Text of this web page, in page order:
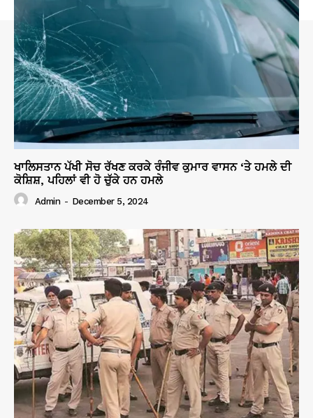
ਖਾਲਿਸਤਾਨ ਪੱਖੀ ਸੋਚ ਰੱਖਣ ਕਰਕੇ ਰੰਜੀਵ ਕੁਮਾਰ ਵਾਸਨ ‘ਤੇ ਹਮਲੇ ਦੀ
ਕੋਸ਼ਿਸ਼, ਪਹਿਲਾਂ ਵੀ ਹੋ ਚੁੱਕੇ ਹਨ ਹਮਲੇ
Admin - December 5, 2024